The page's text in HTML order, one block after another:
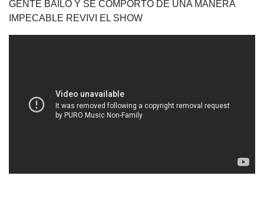
GENTE BAILO Y SE COMPORTO DE UNA MANERA
IMPECABLE REVIVI EL SHOW